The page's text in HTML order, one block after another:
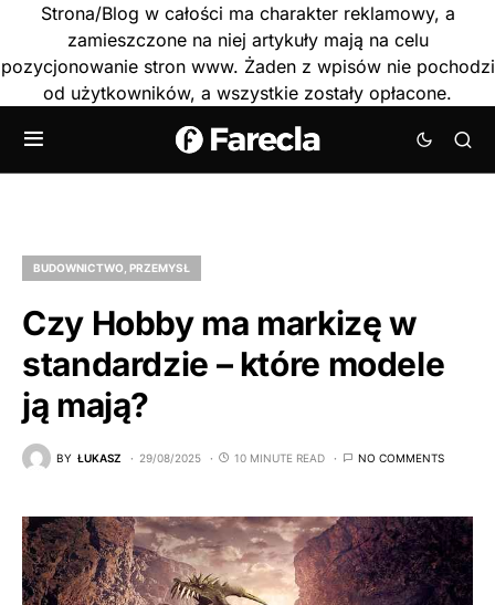
Strona/Blog w całości ma charakter reklamowy, a
zamieszczone na niej artykuły mają na celu
pozycjonowanie stron www. Żaden z wpisów nie pochodzi
od użytkowników, a wszystkie zostały opłacone.
BUDOWNICTWO, PRZEMYSŁ
Czy Hobby ma markizę w
standardzie – które modele
ją mają?
BY ŁUKASZ 29/08/2025 10 MINUTE READ NO COMMENTS